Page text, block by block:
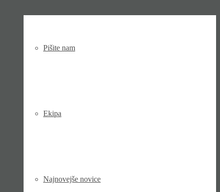
Pišite nam
Ekipa
Najnovejše novice